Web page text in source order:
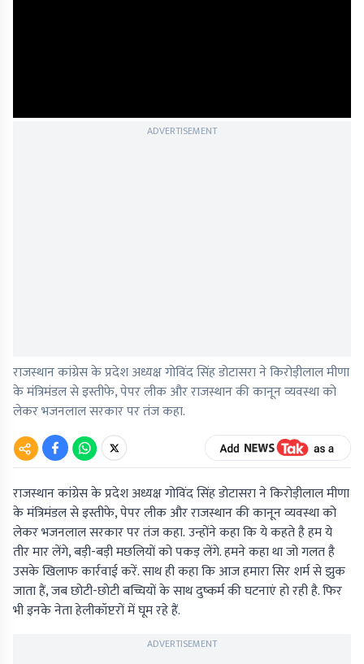
ADVERTISEMENT
राजस्थान कांग्रेस के प्रदेश अध्यक्ष गोविंद सिंह डोटासरा ने किरोड़ीलाल मीणा
के मंत्रिमंडल से इस्तीफे, पेपर लीक और राजस्थान की कानून व्यवस्था को
लेकर भजनलाल सरकार पर तंज कहा.
राजस्थान कांग्रेस के प्रदेश अध्यक्ष गोविंद सिंह डोटासरा ने किरोड़ीलाल मीणा
के मंत्रिमंडल से इस्तीफे, पेपर लीक और राजस्थान की कानून व्यवस्था को
लेकर भजनलाल सरकार पर तंज कहा. उन्होंने कहा कि ये कहते है हम ये
तीर मार लेंगे, बड़ी-बड़ी मछलियों को पकड़ लेंगे. हमने कहा था जो गलत है
उसके खिलाफ कार्रवाई करें. साथ ही कहा कि आज हमारा सिर शर्म से झुक
जाता हैं, जब छोटी-छोटी बच्चियों के साथ दुष्कर्म की घटनाएं हो रही है. फिर
भी इनके नेता हेलीकॉप्टरों में घूम रहे हैं.
ADVERTISEMENT